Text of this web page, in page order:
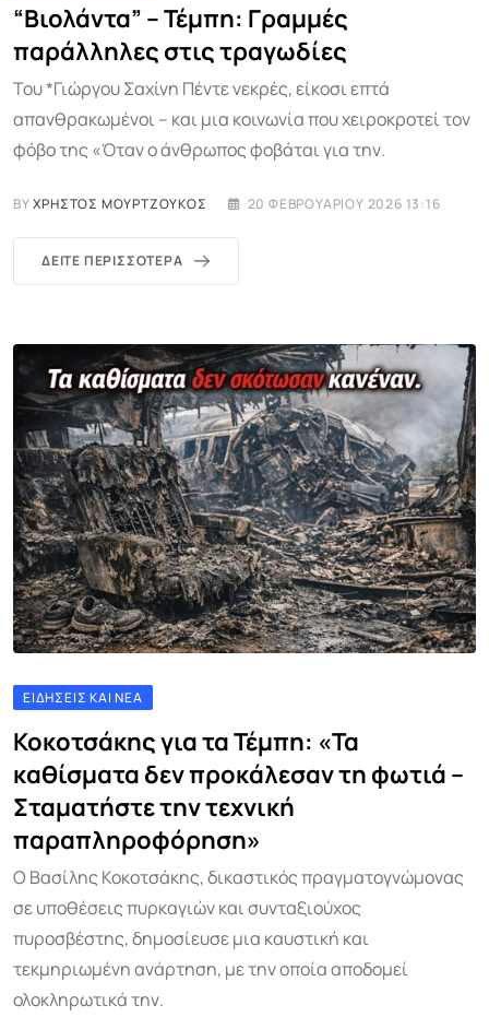
“Βιολάντα” – Τέμπη: Γραμμές
παράλληλες στις τραγωδίες
Του *Γιώργου Σαχίνη Πέντε νεκρές, είκοσι επτά
απανθρακωμένοι – και μια κοινωνία που χειροκροτεί τον
φόβο της «Όταν ο άνθρωπος φοβάται για την.
BYΧΡΉΣΤΟΣ ΜΟΥΡΤΖΟΎΚΟΣ 20 ΦΕΒΡΟΥΑΡΊΟΥ 2026 13:16
ΔΕΊΤΕ ΠΕΡΙΣΣΌΤΕΡΑ
ΕΙΔΉΣΕΙΣ ΚΑΙ ΝΈΑ
Κοκοτσάκης για τα Τέμπη: «Τα
καθίσματα δεν προκάλεσαν τη φωτιά –
Σταματήστε την τεχνική
παραπληροφόρηση»
Ο Βασίλης Κοκοτσάκης, δικαστικός πραγματογνώμονας
σε υποθέσεις πυρκαγιών και συνταξιούχος
πυροσβέστης, δημοσίευσε μια καυστική και
τεκμηριωμένη ανάρτηση, με την οποία αποδομεί
ολοκληρωτικά την.